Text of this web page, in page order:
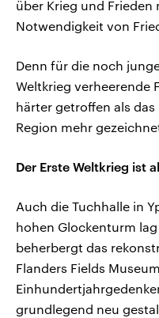
über Krieg und
Notwendigkeit von
Denn für die noch
Weltkrieg verheerende
härter getroffen als
Region mehr
Der Erste Weltkrieg ist
Auch die Tuchhalle in
hohen Glockenturm
beherbergt das
Flanders Fields
grundlegend neu